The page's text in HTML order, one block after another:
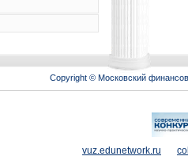
Copyright © Московский
vuz.edunetwork.ru